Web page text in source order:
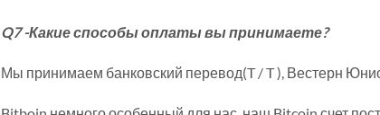
Q7 -Какие способы оплаты вы принимаете?
Мы принимаем банковский перевод(T / T ), Вестерн